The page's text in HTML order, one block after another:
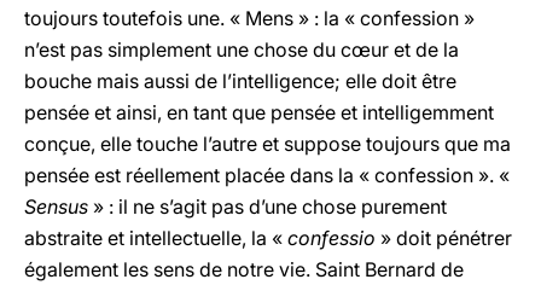
toujours toutefois une. « Mens » : la « confession »
n’est pas simplement une chose du cœur et de la
bouche mais aussi de l’intelligence; elle doit être
pensée et ainsi, en tant que pensée et intelligemment
conçue, elle touche l’autre et suppose toujours que ma
pensée est réellement placée dans la « confession ». «
Sensus » : il ne s’agit pas d’une chose purement
abstraite et intellectuelle, la « confessio » doit pénétrer
également les sens de notre vie. Saint Bernard de